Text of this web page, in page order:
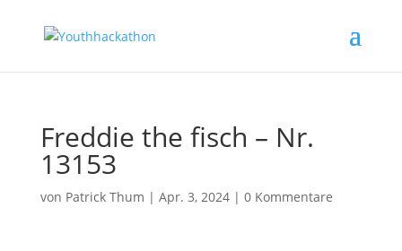
Freddie the fisch – Nr.
13153
von Patrick Thum | Apr. 3, 2024| 0 Kommentare